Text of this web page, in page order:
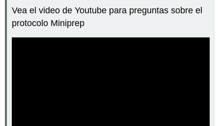
de
comenzar...
Vea el video de Youtube para preguntas sobre el
protocolo Miniprep